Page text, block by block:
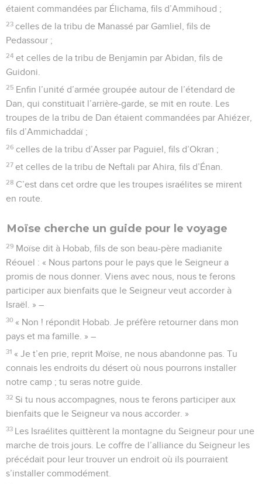
étaient commandées par Élichama, fils d’Ammihoud ;
23 celles de la tribu de Manassé par Gamliel, fils de
Pedassour ;
24 et celles de la tribu de Benjamin par Abidan, fils de
Guidoni.
25 Enfin l’unité d’armée groupée autour de l’étendard de
Dan, qui constituait l’arrière-garde, se mit en route. Les
troupes de la tribu de Dan étaient commandées par Ahiézer,
fils d’Ammichaddaï ;
26 celles de la tribu d’Asser par Paguiel, fils d’Okran ;
27 et celles de la tribu de Neftali par Ahira, fils d’Énan.
28 C’est dans cet ordre que les troupes israélites se mirent
en route.
Moïse cherche un guide pour le voyage
29 Moïse dit à Hobab, fils de son beau-père madianite
Réouel : « Nous partons pour le pays que le Seigneur a
promis de nous donner. Viens avec nous, nous te ferons
participer aux bienfaits que le Seigneur veut accorder à
Israël. » –
30 « Non ! répondit Hobab. Je préfère retourner dans mon
pays et ma famille. » –
31 « Je t’en prie, reprit Moïse, ne nous abandonne pas. Tu
connais les endroits du désert où nous pourrons installer
notre camp ; tu seras notre guide.
32 Si tu nous accompagnes, nous te ferons participer aux
bienfaits que le Seigneur va nous accorder. »
33 Les Israélites quittèrent la montagne du Seigneur pour une
marche de trois jours. Le coffre de l’alliance du Seigneur les
précédait pour leur trouver un endroit où ils pourraient
s’installer commodément.